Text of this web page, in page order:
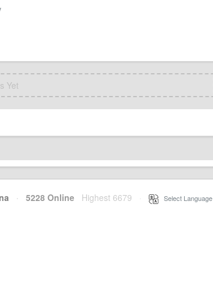
Yet
· 5228 Online Highest 6679 Select Language